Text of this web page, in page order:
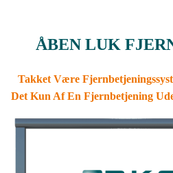
ÅBEN LUK
Takket Være
Det Kun Af En Fjernbetjening